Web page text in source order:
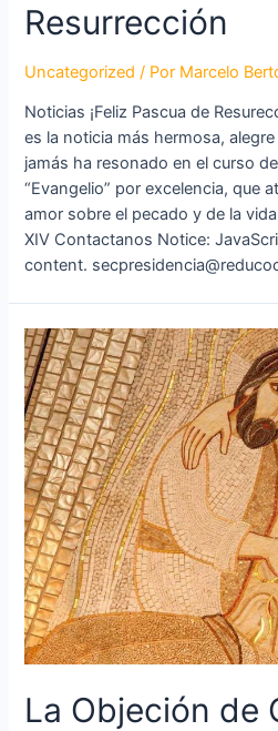
Resurrección
Uncategorized / Por Marcelo
Noticias ¡Feliz Pascua de
es la noticia más hermosa,
jamás ha resonado en el curso
“Evangelio” por excelencia, que
amor sobre el pecado y de la
XIV Contactanos Notice:
content.
La Objeción de